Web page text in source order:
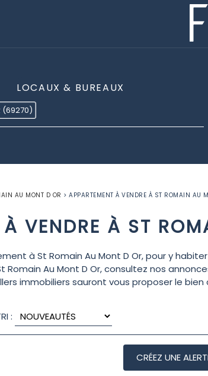
LOCAUX & BUREAUX
(69270)
AU MONT D OR > APPARTEMENT À VENDRE À ST ROMAIN AU
À VENDRE À ST
à St Romain Au Mont D Or, pour y
Romain Au Mont D Or, consultez nos
immobiliers sauront vous proposer le bien
: